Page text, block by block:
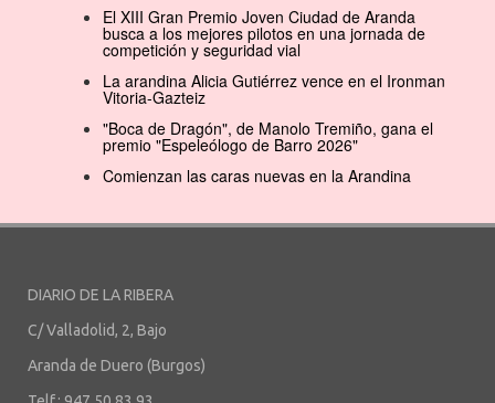
El XIII Gran Premio Joven Ciudad de Aranda
busca a los mejores pilotos en una jornada de
competición y seguridad vial
La arandina Alicia Gutiérrez vence en el Ironman
Vitoria-Gazteiz
"Boca de Dragón", de Manolo Tremiño, gana el
premio "Espeleólogo de Barro 2026"
Comienzan las caras nuevas en la Arandina
DIARIO DE LA RIBERA
C/ Valladolid, 2, Bajo
Aranda de Duero (Burgos)